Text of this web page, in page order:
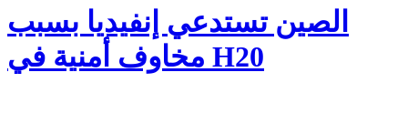
الصين تستدعي إنفيديا بسبب
مخاوف أمنية في H20